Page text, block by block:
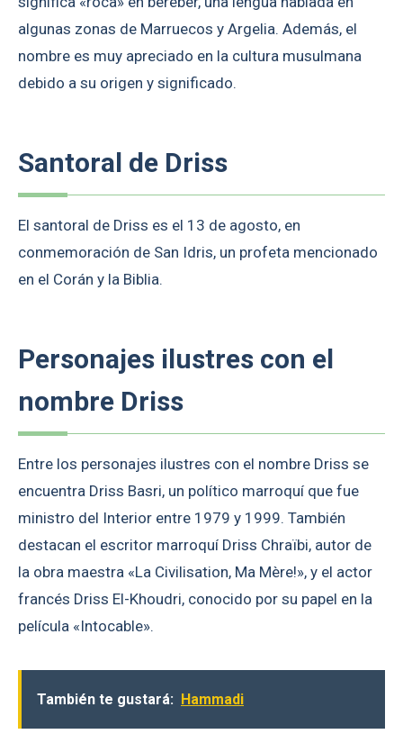
algunas zonas de Marruecos y Argelia. Además, el
nombre es muy apreciado en la cultura musulmana
debido a su origen y significado.
Santoral de Driss
El santoral de Driss es el 13 de agosto, en
conmemoración de San Idris, un profeta mencionado
en el Corán y la Biblia.
Personajes ilustres con el
nombre Driss
Entre los personajes ilustres con el nombre Driss se
encuentra Driss Basri, un político marroquí que fue
ministro del Interior entre 1979 y 1999. También
destacan el escritor marroquí Driss Chraïbi, autor de
la obra maestra «La Civilisation, Ma Mère!», y el actor
francés Driss El-Khoudri, conocido por su papel en la
película «Intocable».
También te gustará: Hammadi